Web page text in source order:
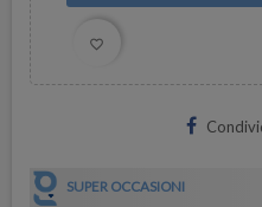
favorite_border
SUPER OCCASIONI